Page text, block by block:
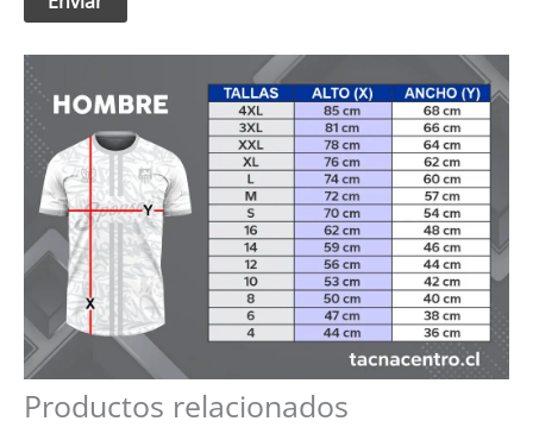
Productos relacionados